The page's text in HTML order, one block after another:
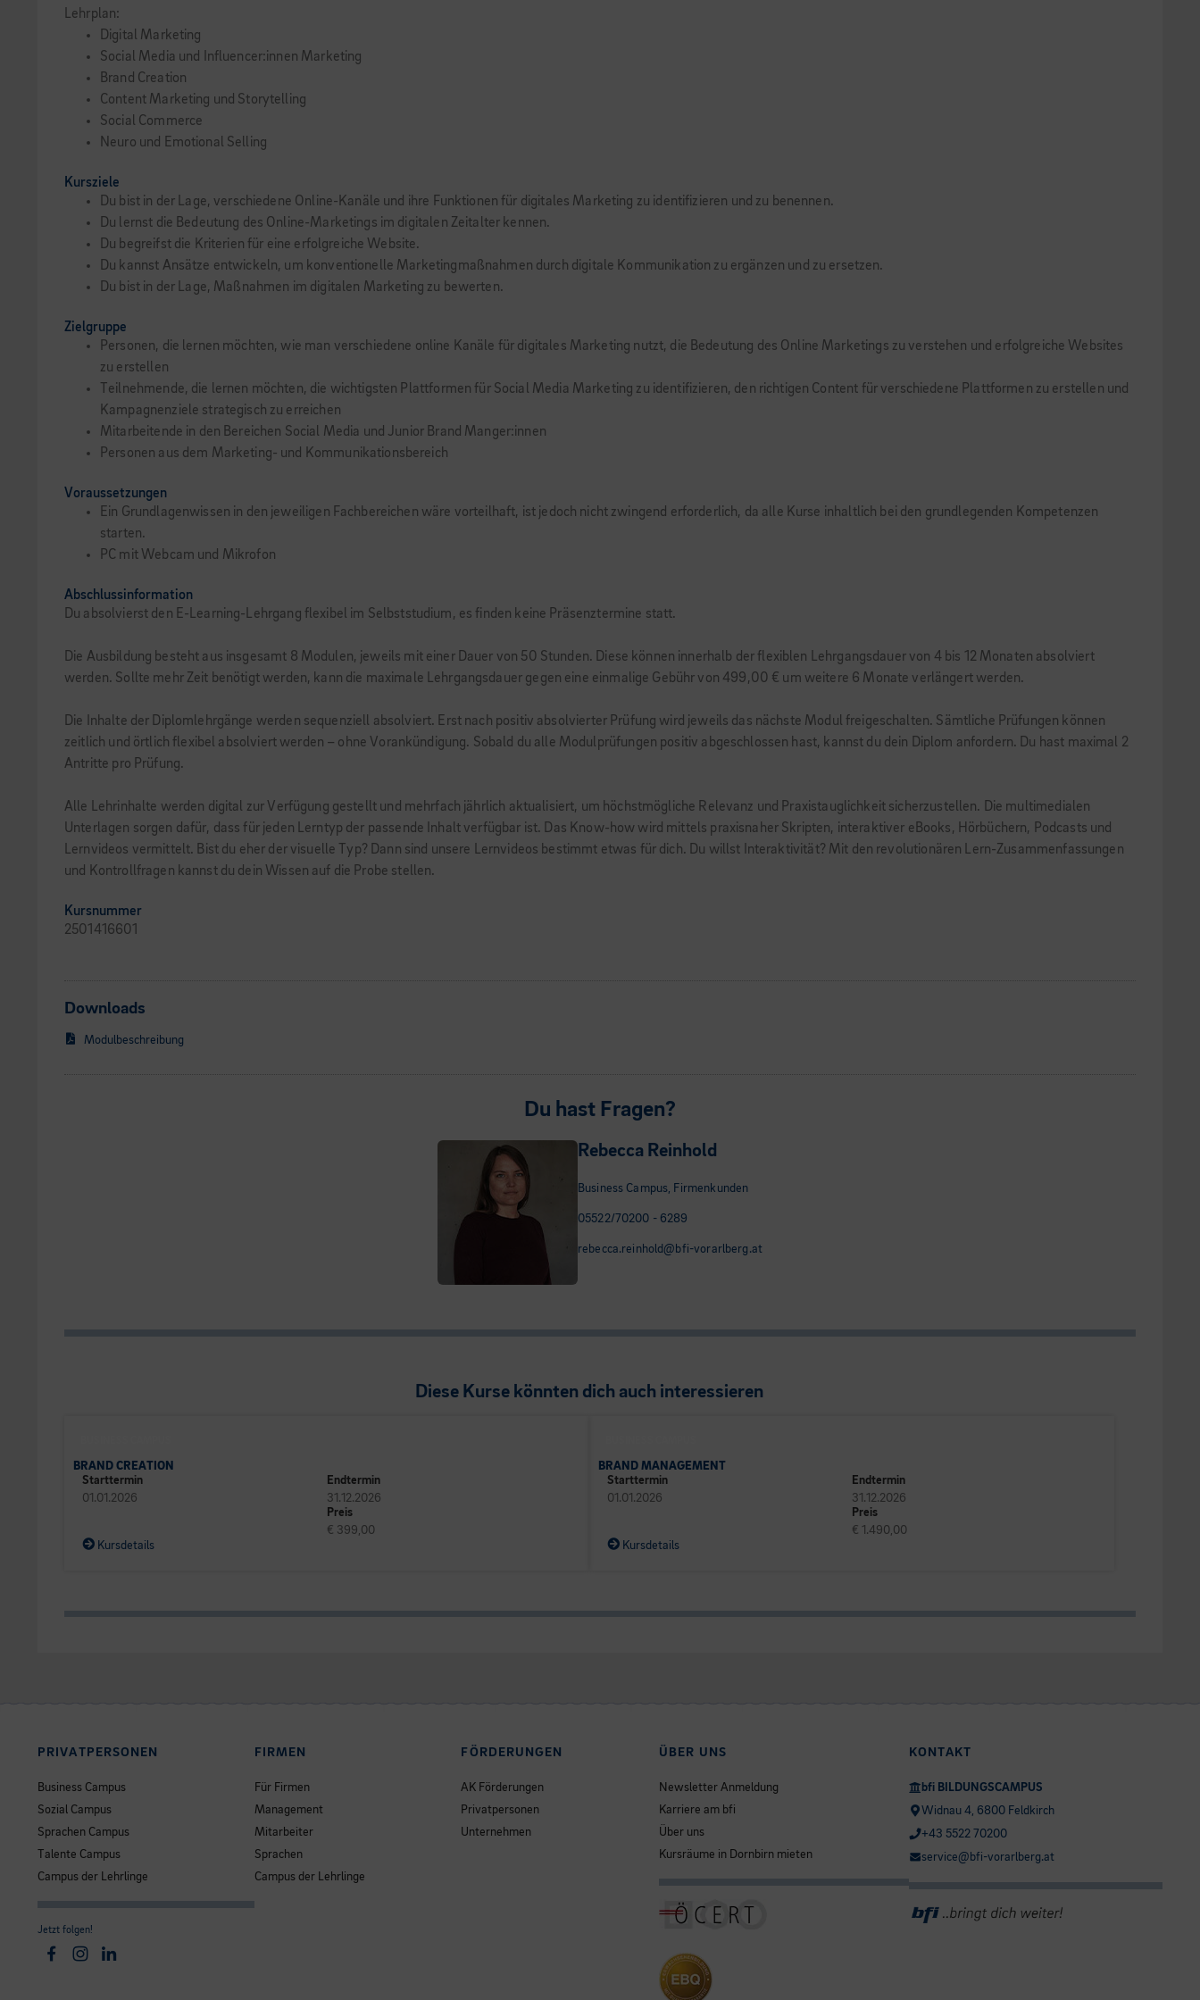
Lehrplan:
Digital Marketing
Social Media und Influencer:innen Marketing
Brand Creation
Content Marketing und Storytelling
Social Commerce
Neuro und Emotional Selling
Kursziele
Du bist in der Lage, verschiedene Online-Kanäle und ihre Funktionen für digitales Marketing zu identifizieren und zu benennen.
Du lernst die Bedeutung des Online-Marketings im digitalen Zeitalter kennen.
Du begreifst die Kriterien für eine erfolgreiche Website.
Du kannst Ansätze entwickeln, um konventionelle Marketingmaßnahmen durch digitale Kommunikation zu ergänzen und zu ersetzen.
Du bist in der Lage, Maßnahmen im digitalen Marketing zu bewerten.
Zielgruppe
Personen, die lernen möchten, wie man verschiedene online Kanäle für digitales Marketing nutzt, die Bedeutung des Online Marketings zu verstehen und erfolgreiche Websites
zu erstellen
Teilnehmende, die lernen möchten, die wichtigsten Plattformen für Social Media Marketing zu identifizieren, den richtigen Content für verschiedene Plattformen zu erstellen und
Kampagnenziele strategisch zu erreichen
Mitarbeitende in den Bereichen Social Media und Junior Brand Manger:innen
Personen aus dem Marketing- und Kommunikationsbereich
Voraussetzungen
Ein Grundlagenwissen in den jeweiligen Fachbereichen wäre vorteilhaft, ist jedoch nicht zwingend erforderlich, da alle Kurse inhaltlich bei den grundlegenden Kompetenzen
starten.
PC mit Webcam und Mikrofon
Abschlussinformation
Du absolvierst den E-Learning-Lehrgang flexibel im Selbststudium, es finden keine Präsenztermine statt.
Die Ausbildung besteht aus insgesamt 8 Modulen, jeweils mit einer Dauer von 50 Stunden. Diese können innerhalb der flexiblen Lehrgangsdauer von 4 bis 12 Monaten absolviert
werden. Sollte mehr Zeit benötigt werden, kann die maximale Lehrgangsdauer gegen eine einmalige Gebühr von 499,00 € um weitere 6 Monate verlängert werden.
Die Inhalte der Diplomlehrgänge werden sequenziell absolviert. Erst nach positiv absolvierter Prüfung wird jeweils das nächste Modul freigeschalten. Sämtliche Prüfungen können
zeitlich und örtlich flexibel absolviert werden – ohne Vorankündigung. Sobald du alle Modulprüfungen positiv abgeschlossen hast, kannst du dein Diplom anfordern. Du hast maximal 2
Antritte pro Prüfung.
Alle Lehrinhalte werden digital zur Verfügung gestellt und mehrfach jährlich aktualisiert, um höchstmögliche Relevanz und Praxistauglichkeit sicherzustellen. Die multimedialen
Unterlagen sorgen dafür, dass für jeden Lerntyp der passende Inhalt verfügbar ist. Das Know-how wird mittels praxisnaher Skripten, interaktiver eBooks, Hörbüchern, Podcasts und
Lernvideos vermittelt. Bist du eher der visuelle Typ? Dann sind unsere Lernvideos bestimmt etwas für dich. Du willst Interaktivität? Mit den revolutionären Lern-Zusammenfassungen
und Kontrollfragen kannst du dein Wissen auf die Probe stellen.
Kursnummer
2501416601
Downloads
Modulbeschreibung
Du hast Fragen?
Rebecca Reinhold
Business Campus, Firmenkunden
05522/70200 - 6289
rebecca.reinhold@bfi-vorarlberg.at
Diese Kurse könnten dich auch interessieren
BRAND CREATION
Starttermin
01.01.2026
Endtermin
31.12.2026
Preis
€ 399,00
Kursdetails
BRAND MANAGEMENT
Starttermin
01.01.2026
Endtermin
31.12.2026
Preis
€ 1.490,00
Kursdetails
PRIVATPERSONEN
Business Campus
Sozial Campus
Sprachen Campus
Talente Campus
Campus der Lehrlinge
Jetzt folgen!
Facebook
Instagram
Linkedin
FIRMEN
Für Firmen
Management
Mitarbeiter
Sprachen
Campus der Lehrlinge
FÖRDERUNGEN
AK Förderungen
Privatpersonen
Unternehmen
ÜBER UNS
Newsletter Anmeldung
Karriere am bfi
Über uns
Kursräume in Dornbirn mieten
KONTAKT
bfi BILDUNGSCAMPUS
Widnau 4, 6800 Feldkirch
+43 5522 70200
service@bfi-vorarlberg.at